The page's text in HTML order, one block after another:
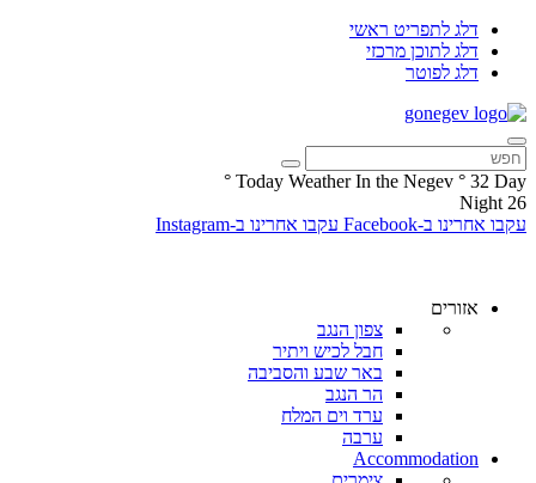
דלג לתפריט ראשי
דלג לתוכן מרכזי
דלג לפוטר
Today Weather In the Negev ° 32 Day
°
26
Night
עקבו אחרינו ב-Facebook
עקבו אחרינו ב-Instagram
אזורים
צפון הנגב
חבל לכיש ויתיר
באר שבע והסביבה
הר הנגב
ערד וים המלח
ערבה
Accommodation